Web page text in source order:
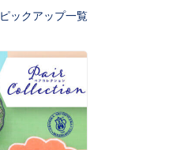
ピックアップ一覧